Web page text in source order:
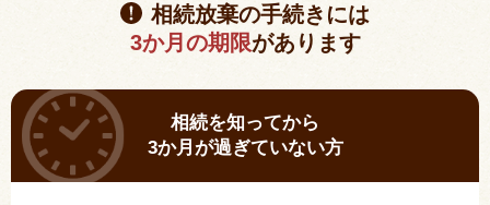
相続放棄の手続きには
3か月の期限があります
相続を知ってから
3か月が過ぎていない方